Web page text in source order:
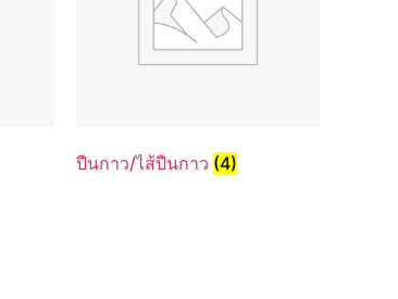
ปืนกาว/ไส้ปืนกาว (4)